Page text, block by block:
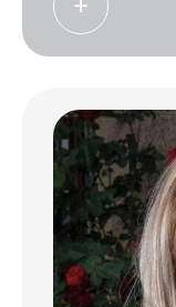
Ce beau 5 P
neuve aucun
Pour plus de
Valençay au